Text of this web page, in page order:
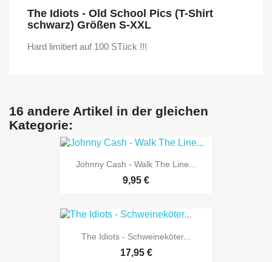
The Idiots - Old School Pics (T-Shirt
schwarz) Größen S-XXL
Hard limitiert auf 100 STück !!!
16 andere Artikel in der gleichen
Kategorie:
Johnny Cash - Walk The Line...
9,95 €
The Idiots - Schweineköter...
17,95 €